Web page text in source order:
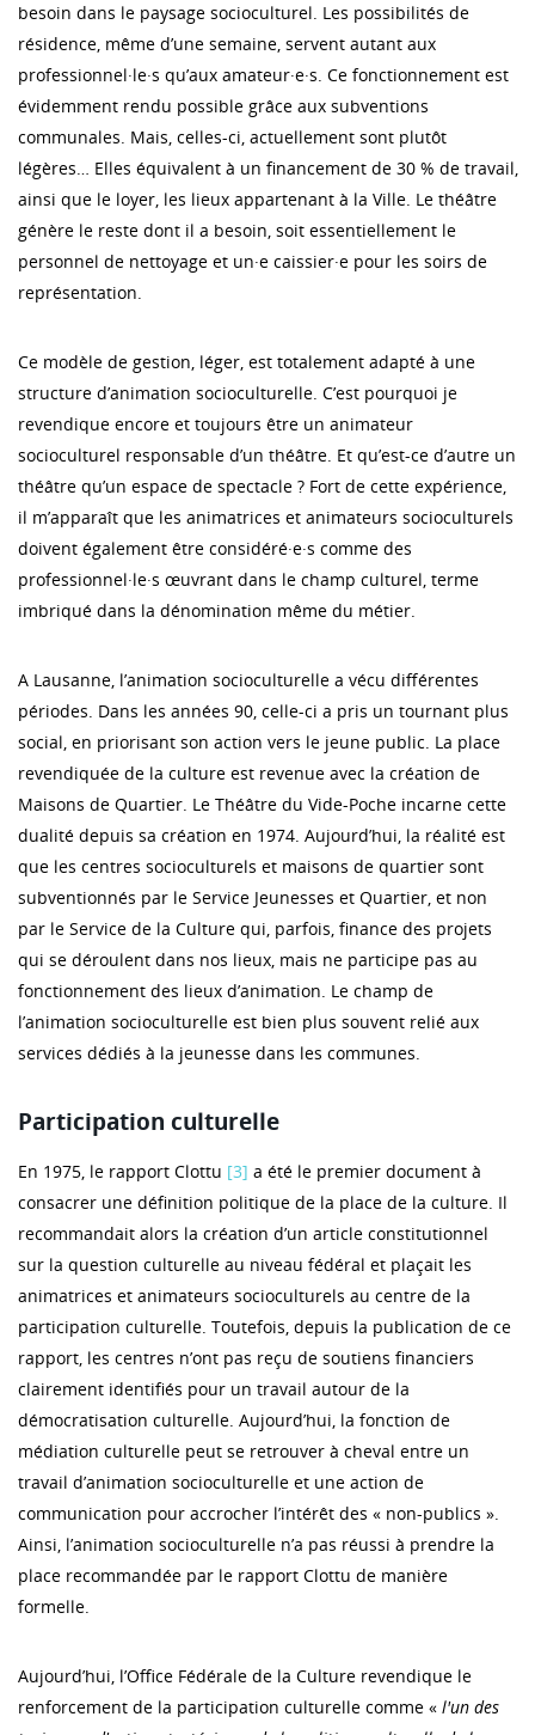
besoin dans le paysage socioculturel. Les possibilités de
résidence, même d’une semaine, servent autant aux
professionnel·le·s qu’aux amateur·e·s. Ce fonctionnement est
évidemment rendu possible grâce aux subventions
communales. Mais, celles-ci, actuellement sont plutôt
légères… Elles équivalent à un financement de 30 % de travail,
ainsi que le loyer, les lieux appartenant à la Ville. Le théâtre
génère le reste dont il a besoin, soit essentiellement le
personnel de nettoyage et un·e caissier·e pour les soirs de
représentation.
Ce modèle de gestion, léger, est totalement adapté à une
structure d’animation socioculturelle. C’est pourquoi je
revendique encore et toujours être un animateur
socioculturel responsable d’un théâtre. Et qu’est-ce d’autre un
théâtre qu’un espace de spectacle ? Fort de cette expérience,
il m’apparaît que les animatrices et animateurs socioculturels
doivent également être considéré·e·s comme des
professionnel·le·s œuvrant dans le champ culturel, terme
imbriqué dans la dénomination même du métier.
A Lausanne, l’animation socioculturelle a vécu différentes
périodes. Dans les années 90, celle-ci a pris un tournant plus
social, en priorisant son action vers le jeune public. La place
revendiquée de la culture est revenue avec la création de
Maisons de Quartier. Le Théâtre du Vide-Poche incarne cette
dualité depuis sa création en 1974. Aujourd’hui, la réalité est
que les centres socioculturels et maisons de quartier sont
subventionnés par le Service Jeunesses et Quartier, et non
par le Service de la Culture qui, parfois, finance des projets
qui se déroulent dans nos lieux, mais ne participe pas au
fonctionnement des lieux d’animation. Le champ de
l’animation socioculturelle est bien plus souvent relié aux
services dédiés à la jeunesse dans les communes.
Participation culturelle
En 1975, le rapport Clottu [3] a été le premier document à
consacrer une définition politique de la place de la culture. Il
recommandait alors la création d’un article constitutionnel
sur la question culturelle au niveau fédéral et plaçait les
animatrices et animateurs socioculturels au centre de la
participation culturelle. Toutefois, depuis la publication de ce
rapport, les centres n’ont pas reçu de soutiens financiers
clairement identifiés pour un travail autour de la
démocratisation culturelle. Aujourd’hui, la fonction de
médiation culturelle peut se retrouver à cheval entre un
travail d’animation socioculturelle et une action de
communication pour accrocher l’intérêt des « non-publics ».
Ainsi, l’animation socioculturelle n’a pas réussi à prendre la
place recommandée par le rapport Clottu de manière
formelle.
Aujourd’hui, l’Office Fédérale de la Culture revendique le
renforcement de la participation culturelle comme « l'un des